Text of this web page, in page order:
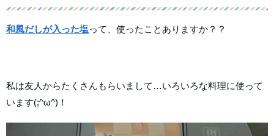
和風だしが入った塩って、使ったことありますか？？
私は友人からたくさんもらいまして…いろいろな料理に使って
います(;^ω^)！